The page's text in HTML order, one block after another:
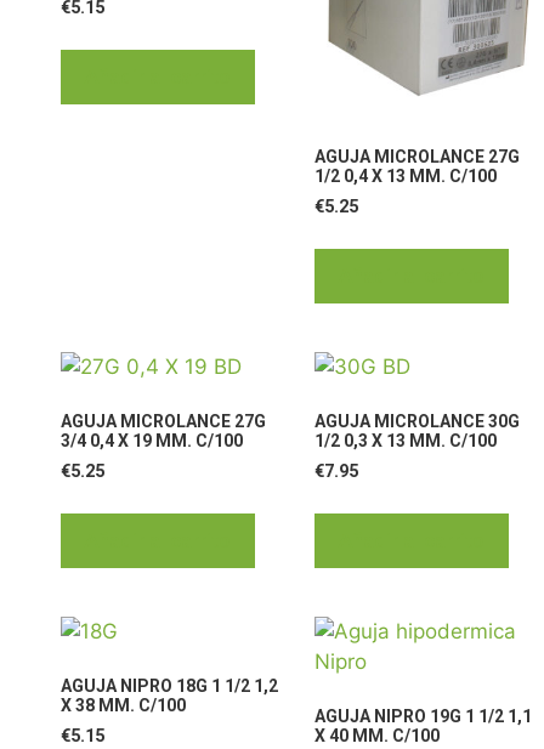
€5.15
AGUJA MICROLANCE 27G
1/2 0,4 X 13 MM. C/100
€5.25
AGUJA MICROLANCE 27G
3/4 0,4 X 19 MM. C/100
€5.25
AGUJA MICROLANCE 30G
1/2 0,3 X 13 MM. C/100
€7.95
AGUJA NIPRO 18G 1 1/2 1,2
X 38 MM. C/100
€5.15
AGUJA NIPRO 19G 1 1/2 1,1
X 40 MM. C/100